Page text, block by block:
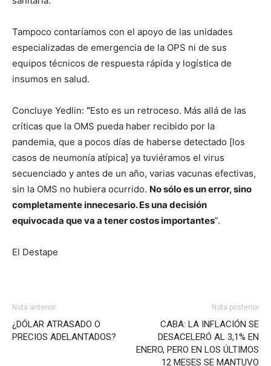
Tampoco contaríamos con el apoyo de las unidades
especializadas de emergencia de la OPS ni de sus
equipos técnicos de respuesta rápida y logística de
insumos en salud.
Concluye Yedlin: “Esto es un retroceso. Más allá de las
críticas que la OMS pueda haber recibido por la
pandemia, que a pocos días de haberse detectado [los
casos de neumonía atípica] ya tuviéramos el virus
secuenciado y antes de un año, varias vacunas efectivas,
sin la OMS no hubiera ocurrido. No sólo es un error, sino
completamente innecesario. Es una decisión
equivocada que va a tener costos importantes”.
El Destape
Nota anterior
¿DÓLAR ATRASADO O
PRECIOS ADELANTADOS?
Nota posterior
CABA: LA INFLACIÓN SE
DESACELERÓ AL 3,1% EN
ENERO, PERO EN LOS ÚLTIMOS
12 MESES SE MANTUVO